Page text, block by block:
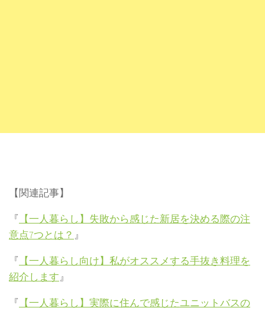
【関連記事】
『 【一人暮らし】失敗から感じた新居を決める際の注
意点7つとは？ 』
『 【一人暮らし向け】私がオススメする手抜き料理を
紹介します』
『 【一人暮らし】実際に住んで感じたユニットバスの